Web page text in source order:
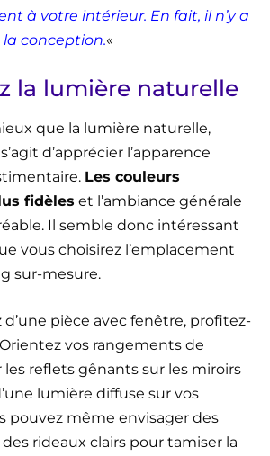
à votre intérieur. En fait, il n’y a
conception.«
la lumière naturelle
que la lumière naturelle,
d’apprécier l’apparence
Les couleurs
fidèles et l’ambiance générale
Il semble donc intéressant
vous choisirez l’emplacement
sur-mesure.
d’une pièce avec fenêtre, profitez-
vos rangements de
les reflets gênants sur les miroirs
lumière diffuse sur vos
pouvez même envisager des
rideaux clairs pour tamiser la